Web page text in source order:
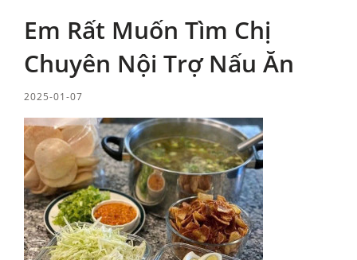
Em Rất Muốn Tìm Chị
Chuyên Nội Trợ Nấu Ăn
2025-01-07